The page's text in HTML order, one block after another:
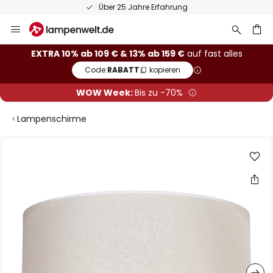
Über 25 Jahre Erfahrung
Inhalt
springen
EXTRA 10% ab 109 € & 13% ab 159 €auf fast alles
Code:RABATT kopieren
WOW Week:Bis zu -70%
Lampenschirme
springen